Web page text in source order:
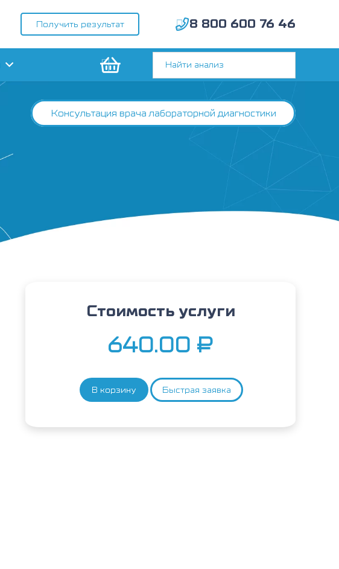
Получить результат 8 800 600 76 46
Консультация врача лабораторной диагностики
Стоимость услуги
640.00 ₽
Количество
Мука
В корзину Быстрая заявка